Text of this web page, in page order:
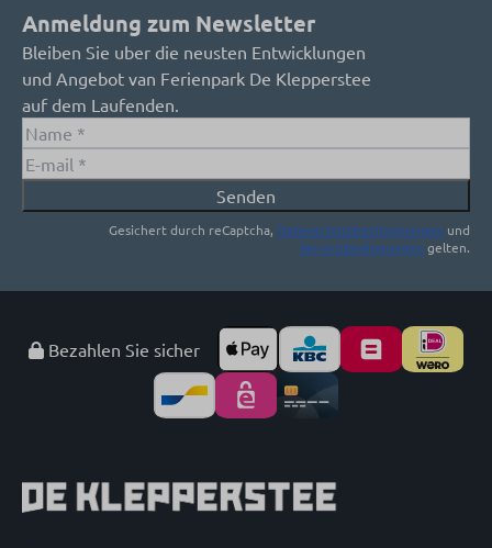
Anmeldung zum Newsletter
Bleiben Sie uber die neusten Entwicklungen
und Angebot van Ferienpark De Klepperstee
auf dem Laufenden.
Senden
Gesichert durch reCaptcha, Datenschutzbestimmungen und
Servicebedingungen gelten.
Bezahlen Sie sicher